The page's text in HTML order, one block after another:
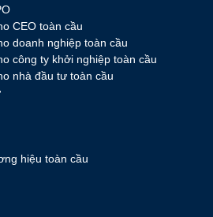
CEO toàn cầu
doanh nghiệp toàn cầu
công ty khởi nghiệp toàn cầu
nhà đầu tư toàn cầu
hiệu toàn cầu